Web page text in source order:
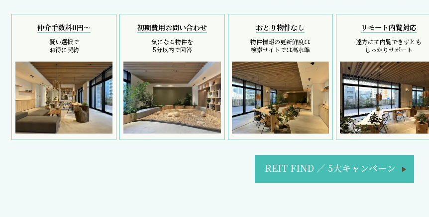
仲介手数料0円～
賢い選択で
お得に契約
初期費用お問い合わせ
気になる物件を
5分以内で回答
おとり物件なし
物件情報の更新鮮度は
検索サイトでは高水準
リモート内覧対応
遠方にて内覧できずとも
しっかりサポート
REIT FIND ／ 5大キャンペーン